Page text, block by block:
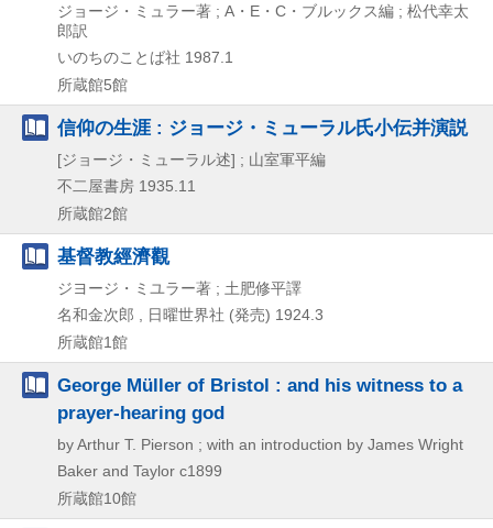
ジョージ・ミュラー著 ; A・E・C・ブルックス編 ; 松代幸太
郎訳
いのちのことば社 1987.1
所蔵館5館
信仰の生涯 : ジョージ・ミューラル氏小伝并演説
[ジョージ・ミューラル述] ; 山室軍平編
不二屋書房 1935.11
所蔵館2館
基督教經濟觀
ジヨージ・ミユラー著 ; 土肥修平譯
名和金次郎 , 日曜世界社 (発売) 1924.3
所蔵館1館
George Müller of Bristol : and his witness to a
prayer-hearing god
by Arthur T. Pierson ; with an introduction by James Wright
Baker and Taylor c1899
所蔵館10館